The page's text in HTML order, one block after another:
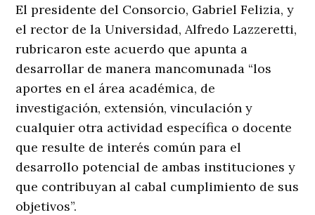
El presidente del Consorcio, Gabriel Felizia, y
el rector de la Universidad, Alfredo Lazzeretti,
rubricaron este acuerdo que apunta a
desarrollar de manera mancomunada “los
aportes en el área académica, de
investigación, extensión, vinculación y
cualquier otra actividad específica o docente
que resulte de interés común para el
desarrollo potencial de ambas instituciones y
que contribuyan al cabal cumplimiento de sus
objetivos”.